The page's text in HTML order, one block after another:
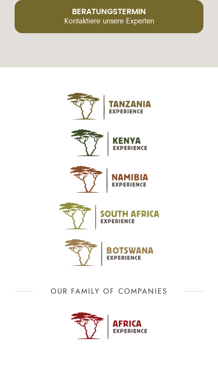
BERATUNGSTERMIN
Kontaktiere unsere Experten
OUR FAMILY OF COMPANIES